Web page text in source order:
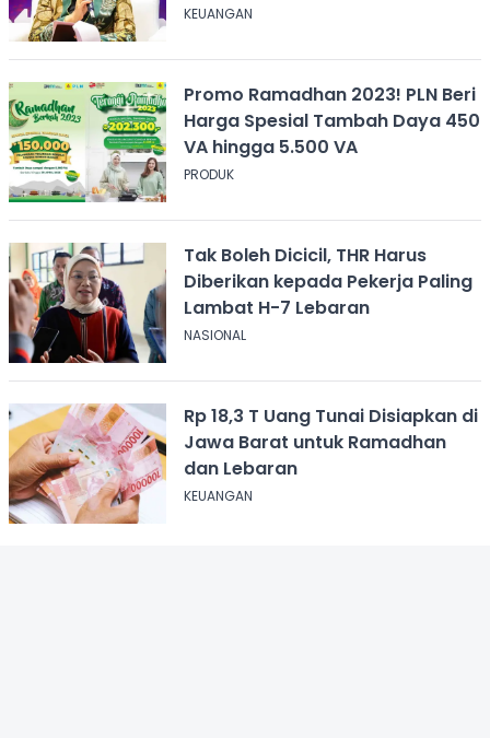
KEUANGAN
Promo Ramadhan 2023! PLN Beri
Harga Spesial Tambah Daya 450
VA hingga 5.500 VA
PRODUK
Tak Boleh Dicicil, THR Harus
Diberikan kepada Pekerja Paling
Lambat H-7 Lebaran
NASIONAL
Rp 18,3 T Uang Tunai Disiapkan di
Jawa Barat untuk Ramadhan
dan Lebaran
KEUANGAN